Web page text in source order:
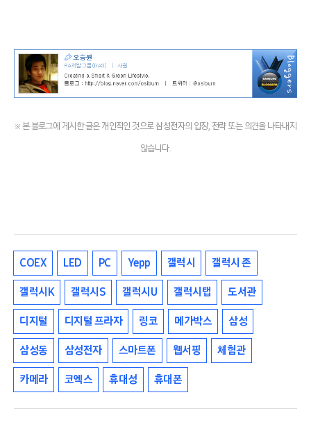
※ 본 블로그에 게시한 글은 개인적인 것으로 삼성전자의 입장, 전략 또는 의견을 나타내지
않습니다.
COEX LED PC Yepp 갤럭시 갤럭시 존
갤럭시K 갤럭시S 갤럭시U 갤럭시탭 도서관
디지털 디지털 프라자 링코 메가박스 삼성
삼성동 삼성전자 스마트폰 웹서핑 체험관
카메라 코엑스 휴대성 휴대폰